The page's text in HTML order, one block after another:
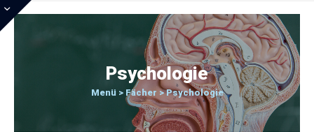
Psychologie
Menü > Fächer > Psychologie